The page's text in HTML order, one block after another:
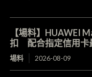
【場料】HUAWEI
扣 配合指定信用卡
場料 2026-08-09